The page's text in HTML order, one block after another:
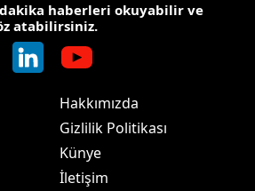
haberleri okuyabilir ve
atabilirsiniz.
Hakkımızda
Gizlilik Politikası
Künye
İletişim